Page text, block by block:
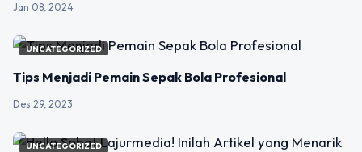
Jan 08, 2024
UNCATEGORIZED
Tips Menjadi Pemain Sepak Bola Profesional
Des 29, 2023
UNCATEGORIZED